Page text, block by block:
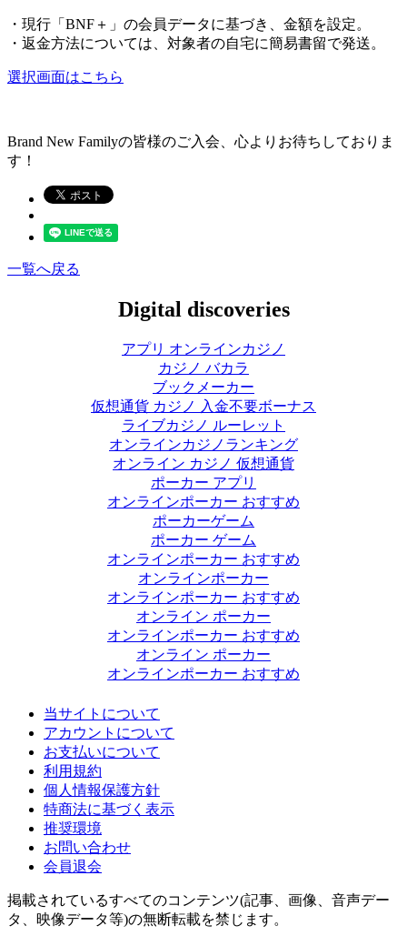
・現行「BNF＋」の会員データに基づき、金額を設定。
・返金方法については、対象者の自宅に簡易書留で発送。
選択画面はこちら
Brand New Familyの皆様のご入会、心よりお待ちしておりま
す！
一覧へ戻る
Digital discoveries
アプリ オンラインカジノ
カジノ バカラ
ブックメーカー
仮想通貨 カジノ 入金不要ボーナス
ライブカジノ ルーレット
オンラインカジノランキング
オンライン カジノ 仮想通貨
ポーカー アプリ
オンラインポーカー おすすめ
ポーカーゲーム
ポーカー ゲーム
オンラインポーカー おすすめ
オンラインポーカー
オンラインポーカー おすすめ
オンライン ポーカー
オンラインポーカー おすすめ
オンライン ポーカー
オンラインポーカー おすすめ
当サイトについて
アカウントについて
お支払いについて
利用規約
個人情報保護方針
特商法に基づく表示
推奨環境
お問い合わせ
会員退会
掲載されているすべてのコンテンツ(記事、画像、音声デー
タ、映像データ等)の無断転載を禁じます。